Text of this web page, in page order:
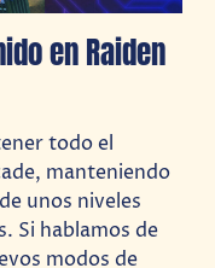
en Raiden
todo el
manteniendo
unos niveles
Si hablamos de
modos de